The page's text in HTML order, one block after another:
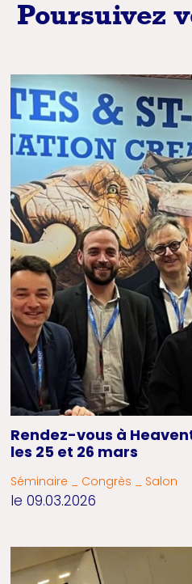
Poursuivez
Rendez-vous à
les 25 et 26 mars
Séminaire _ Congrès _ Salon
le 09.03.2026